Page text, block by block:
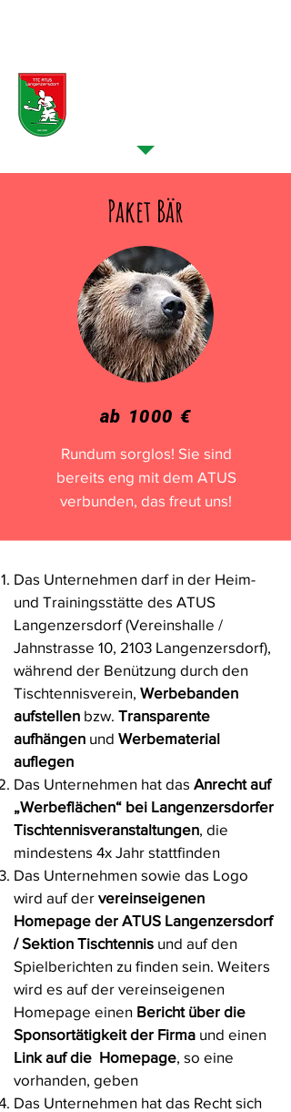
Paket Bär
ab 1000 €
Rundum sorglos! Sie sind
bereits eng mit dem ATUS
verbunden, das freut uns!
Das Unternehmen darf in der Heim-
und Trainingsstätte des ATUS
Langenzersdorf (Vereinshalle /
Jahnstrasse 10, 2103 Langenzersdorf),
während der Benützung durch den
Tischtennisverein, Werbebanden
aufstellen bzw. Transparente
aufhängen und Werbematerial
auflegen
Das Unternehmen hat das Anrecht auf
„Werbeflächen“ bei Langenzersdorfer
Tischtennisveranstaltungen, die
mindestens 4x Jahr stattfinden
Das Unternehmen sowie das Logo
wird auf der vereinseigenen
Homepage der ATUS Langenzersdorf
/ Sektion Tischtennis und auf den
Spielberichten zu finden sein. Weiters
wird es auf der vereinseigenen
Homepage einen Bericht über die
Sponsortätigkeit der Firma und einen
Link auf die Homepage, so eine
vorhanden, geben
Das Unternehmen hat das Recht sich